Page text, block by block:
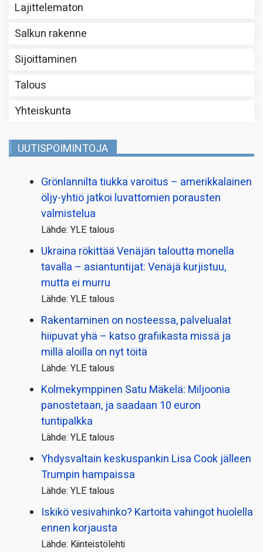
Lajittelematon
Salkun rakenne
Sijoittaminen
Talous
Yhteiskunta
UUTISPOIMINTOJA
Grönlannilta tiukka varoitus – amerikkalainen
öljy-yhtiö jatkoi luvattomien porausten
valmistelua
Lähde: YLE talous
Ukraina rökittää Venäjän taloutta monella
tavalla – asiantuntijat: Venäjä kurjistuu,
mutta ei murru
Lähde: YLE talous
Rakentaminen on nosteessa, palvelualat
hiipuvat yhä – katso grafiikasta missä ja
millä aloilla on nyt töitä
Lähde: YLE talous
Kolmekymppinen Satu Mäkelä: Miljoonia
panostetaan, ja saadaan 10 euron
tuntipalkka
Lähde: YLE talous
Yhdysvaltain keskuspankin Lisa Cook jälleen
Trumpin hampaissa
Lähde: YLE talous
Iskikö vesivahinko? Kartoita vahingot huolella
ennen korjausta
Lähde: Kiinteistölehti